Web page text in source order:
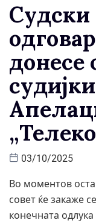
Судски
донесе
03/10/2025
Во моментов
совет ќе закаже
конечната